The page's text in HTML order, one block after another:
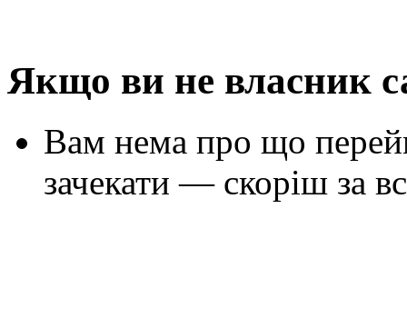
Якщо ви не власник
Вам нема про що
зачекати — скоріш за